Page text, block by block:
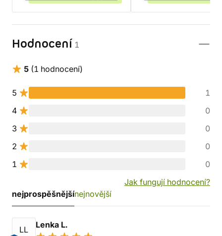
Hodnocení 1
5 (1 hodnocení)
5
1
4
0
3
0
2
0
1
0
Jak fungují hodnocení?
nejprospěšnějšínejnovější
LL Lenka L.